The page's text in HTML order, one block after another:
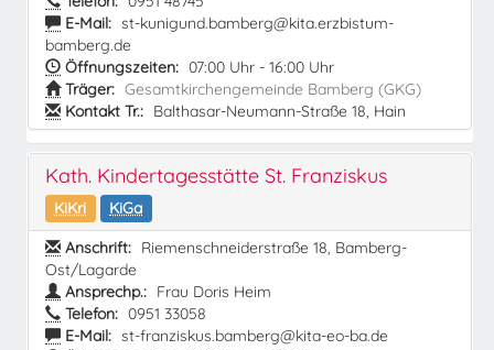
E-Mail: st-kunigund.bamberg@kita.erzbistum-
bamberg.de
Öffnungszeiten: 07:00 Uhr - 16:00 Uhr
Träger: Gesamtkirchengemeinde Bamberg (GKG)
Kontakt Tr.: Balthasar-Neumann-Straße 18, Hain
Kath. Kindertagesstätte St. Franziskus
KiKri
KiGa
Anschrift: Riemenschneiderstraße 18, Bamberg-
Ost/Lagarde
Ansprechp.: Frau Doris Heim
Telefon: 0951 33058
E-Mail: st-franziskus.bamberg@kita-eo-ba.de